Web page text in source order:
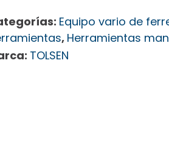
Equipo vario de
, Herramientas
TOLSEN